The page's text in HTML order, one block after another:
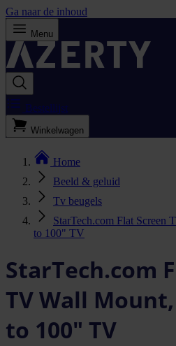
Ga naar de inhoud
Menu
Bestellijst
Winkelwagen
Home
Beeld & geluid
Tv beugels
StarTech.com Flat
to 100" TV
StarTech.com
TV Wall
to 100" TV